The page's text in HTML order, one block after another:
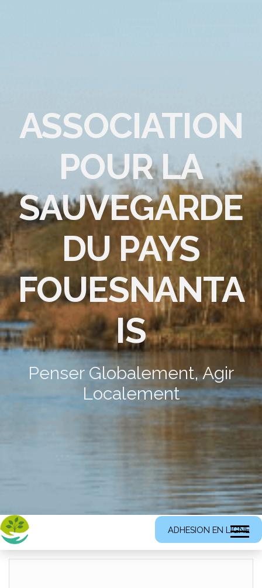
ASSOCIATION
POUR LA
SAUVEGARDE
DU PAYS
FOUESNANTA
IS
Penser Globalement, Agir
Localement
ADHESION EN LIGNE